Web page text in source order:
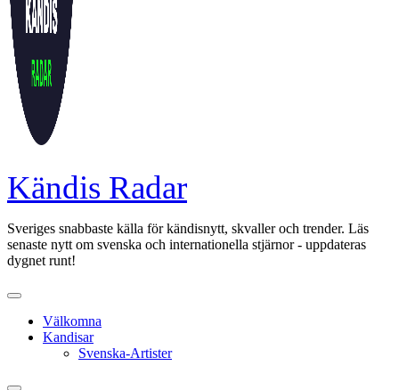
Kändis Radar
Sveriges snabbaste källa för kändisnytt, skvaller och trender. Läs
senaste nytt om svenska och internationella stjärnor - uppdateras
dygnet runt!
Välkomna
Kandisar
Svenska-Artister